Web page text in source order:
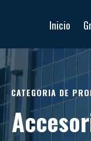
Inicio
CATEGORIA DE